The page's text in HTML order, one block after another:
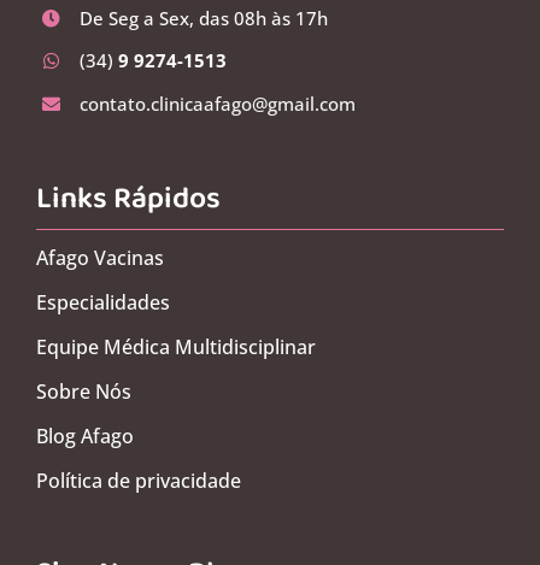
De Seg a Sex, das 08h às 17h
(34) 9 9274-1513
contato.clinicaafago@gmail.com
Links Rápidos
Afago Vacinas
Especialidades
Equipe Médica Multidisciplinar
Sobre Nós
Blog Afago
Política de privacidade